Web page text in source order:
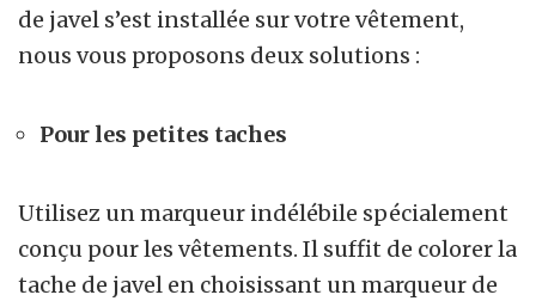
de javel s’est installée sur votre vêtement,
nous vous proposons deux solutions :
Pour les petites taches
Utilisez un marqueur indélébile spécialement
conçu pour les vêtements. Il suffit de colorer la
tache de javel en choisissant un marqueur de